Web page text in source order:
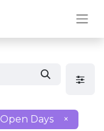
Open Days ×